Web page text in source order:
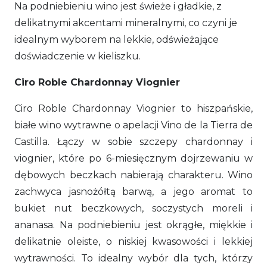
Na podniebieniu wino jest świeże i gładkie, z
delikatnymi akcentami mineralnymi, co czyni je
idealnym wyborem na lekkie, odświeżające
doświadczenie w kieliszku.
Ciro Roble Chardonnay Viognier
Ciro Roble Chardonnay Viognier to hiszpańskie,
białe wino wytrawne o apelacji Vino de la Tierra de
Castilla. Łączy w sobie szczepy chardonnay i
viognier, które po 6-miesięcznym dojrzewaniu w
dębowych beczkach nabierają charakteru. Wino
zachwyca jasnożółtą barwą, a jego aromat to
bukiet nut beczkowych, soczystych moreli i
ananasa. Na podniebieniu jest okrągłe, miękkie i
delikatnie oleiste, o niskiej kwasowości i lekkiej
wytrawności. To idealny wybór dla tych, którzy